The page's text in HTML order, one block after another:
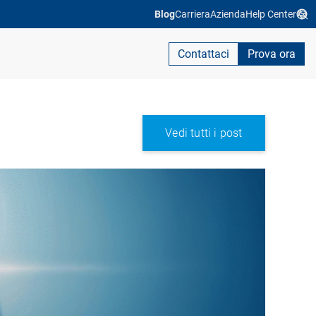
BlogCarrieraAziendaHelp Center
Contattaci Prova ora
Vedi tutti i post